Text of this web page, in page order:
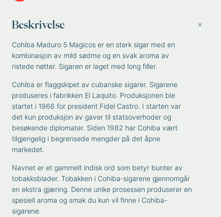
Beskrivelse
Cohiba Maduro 5 Magicos er en sterk sigar med en
kombinasjon av mild sødme og en svak aroma av
ristede nøtter. Sigaren er laget med long filler.
Cohiba er flaggskipet av cubanske sigarer. Sigarene
produseres i fabrikken El Laquito. Produksjonen ble
startet i 1966 for president Fidel Castro. I starten var
det kun produksjon av gaver til statsoverhoder og
besøkende diplomater. Siden 1982 har Cohiba vært
tilgjengelig i begrensede mengder på det åpne
markedet.
Navnet er et gammelt indisk ord som betyr bunter av
tobakksblader. Tobakken i Cohiba-sigarene gjennomgår
en ekstra gjæring. Denne unike prosessen produserer en
spesiell aroma og smak du kun vil finne i Cohiba-
sigarene.